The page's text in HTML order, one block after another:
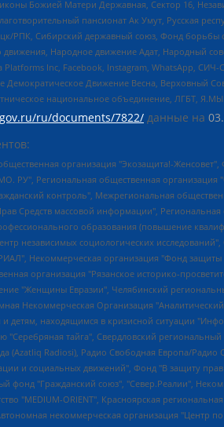
Божией Матери Державная, Сектор 16,
пансионат Ак Умут, Русская
РПК, Сибирский державный союз, Фонд борьбы
Народное движение Адат, Народный
Inc, Facebook, Instagram, WhatsApp,
Движение Весна, Верховный
национальное объединение, ЛГБТ,
ru/documents/7822/ данные на
общественная организация "Рязанское историко-просветительское и правозащитное общество "Мемориал" (Рязанский Мемориал), Челябинский региональный орган общественной самодеятельности – женское общественное объединение "Женщины Евразии", Челябинский региональный орган общественной самодеятельности "Уральская правозащитная группа", Фонд содействия защите здоровья и социальной справедливости имени Андрея Рылькова, Автономная Некоммерческая Организация "Аналитический Центр Юрия Левады", Автономная некоммерческая организация социальной поддержки населения "Проект Апрель", Региональная общественная организация помощи женщинам и детям, находящимся в кризисной ситуации "Информационно-методический центр "Анна", Фонд содействия развитию массовых коммуникаций и правовому просвещению "Так-так-Так", Фонд содействия устойчивому развитию "Серебряная тайга", Свердловский региональный общественный фонд социальных проектов "Новое время", "Idel.Реалии", Кавказ.Реалии, Крым.Реалии, Телеканал Настоящее Время, Татаро-башкирская служба Радио Свобода (Azatliq Radiosi), Радио Свободная Европа/Радио Свобода (PCE/PC), "Сибирь.Реалии", "Фактограф", Благотворительный фонд помощи осужденным и их семьям, Автономная некоммерческая организация "Институт глобализации и социальных движений", Фонд "В защиту прав заключенных", Частное учреждение "Центр поддержки и содействия развитию средств массовой информации", Пензенский региональный общественный благотворительный фонд "Гражданский союз", "Север.Реалии", Некоммерческая организация Фонд "Правовая инициатива", Общество с ограниченной ответственностью "Радио Свободная Европа/Радио Свобода", Чешское информационное агентство "MEDIUM-ORIENT", Красноярская региональная общественная организация "Мы против СПИДа", Камалягин Денис Николаевич, Маркелов Сергей Евгеньевич, Пономарев Лев Александрович, Савицкая Людмила Алексеевна, Автономная некоммерческая организация "Центр по работе с проблемой насилия "НАСИЛИЮ.НЕТ", Межрегиональный профессиональный союз работников здравоохранения "Альянс врачей", Юридическое лицо, зарегистрированное в Латвийской Республике, SIA